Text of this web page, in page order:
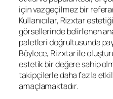
için vazgeçilmez bir
Kullanıcılar, Rizxtar
görsellerinde belirlenen
paletleri doğrultusunda
Böylece, Rizxtar ile
estetik bir değere sahip
takipçilerle daha fazla
amaçlamaktadır.